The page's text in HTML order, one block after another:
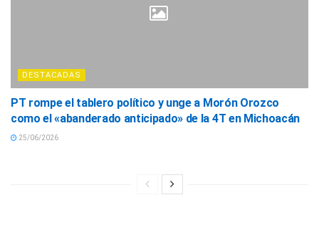
DESTACADAS
PT rompe el tablero político y unge a Morón Orozco
como el «abanderado anticipado» de la 4T en Michoacán
25/06/2026